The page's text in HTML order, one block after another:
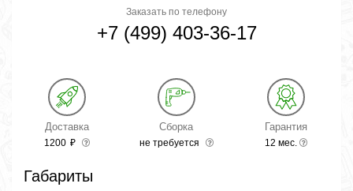
Заказать по телефону
+7 (499) 403-36-17
Доставка
1200 ₽
Сборка
не требуется
Гарантия
12 мес.
Габариты